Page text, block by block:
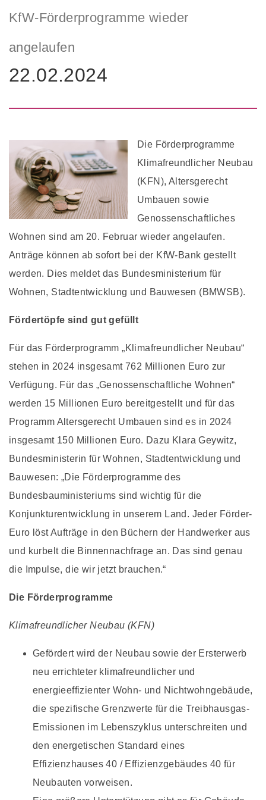
KfW-Förderprogramme wieder
angelaufen
22.02.2024
Die Förderprogramme
Klimafreundlicher Neubau
(KFN), Altersgerecht
Umbauen sowie
Genossenschaftliches
Wohnen sind am 20. Februar wieder angelaufen.
Anträge können ab sofort bei der KfW-Bank gestellt
werden. Dies meldet das Bundesministerium für
Wohnen, Stadtentwicklung und Bauwesen (BMWSB).
Fördertöpfe sind gut gefüllt
Für das Förderprogramm „Klimafreundlicher Neubau“
stehen in 2024 insgesamt 762 Millionen Euro zur
Verfügung. Für das „Genossenschaftliche Wohnen“
werden 15 Millionen Euro bereitgestellt und für das
Programm Altersgerecht Umbauen sind es in 2024
insgesamt 150 Millionen Euro. Dazu Klara Geywitz,
Bundesministerin für Wohnen, Stadtentwicklung und
Bauwesen: „Die Förderprogramme des
Bundesbauministeriums sind wichtig für die
Konjunkturentwicklung in unserem Land. Jeder Förder-
Euro löst Aufträge in den Büchern der Handwerker aus
und kurbelt die Binnennachfrage an. Das sind genau
die Impulse, die wir jetzt brauchen.“
Die Förderprogramme
Klimafreundlicher Neubau (KFN)
Gefördert wird der Neubau sowie der Ersterwerb
neu errichteter klimafreundlicher und
energieeffizienter Wohn- und Nichtwohngebäude,
die spezifische Grenzwerte für die Treibhausgas-
Emissionen im Lebenszyklus unterschreiten und
den energetischen Standard eines
Effizienzhauses 40 / Effizienzgebäudes 40 für
Neubauten vorweisen.